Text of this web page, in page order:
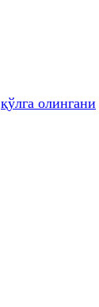
қўлга олингани